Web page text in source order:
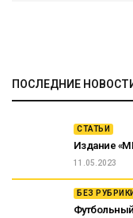
ПОСЛЕДНИЕ
СТАТЬИ
Издание
11.05.2023
БЕЗ РУБРИКИ